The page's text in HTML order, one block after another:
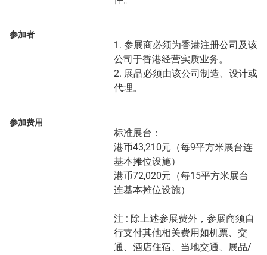
参加者
1. 参展商必须为香港注册公司及该
公司于香港经营实质业务。
2. 展品必须由该公司制造、设计或
代理。
参加费用
标准展台：
港币43,210元（每9平方米展台连
基本摊位设施）
港币72,020元（每15平方米展台
连基本摊位设施）
注 : 除上述参展费外，参展商须自
行支付其他相关费用如机票、交
通、酒店住宿、当地交通、展品/